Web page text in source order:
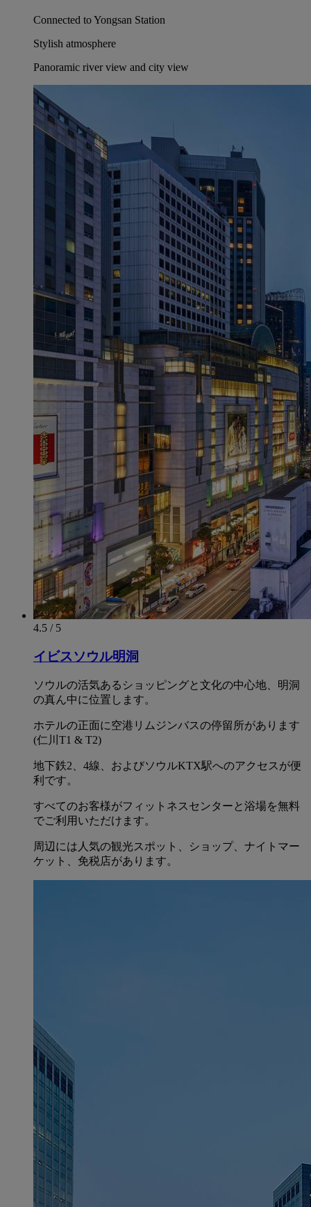
Connected to Yongsan Station
Stylish atmosphere
Panoramic river view and city view
4.5 / 5
イビスソウル明洞
ソウルの活気あるショッピングと文化の中心地、明洞
の真ん中に位置します。
ホテルの正面に空港リムジンバスの停留所があります
(仁川T1 & T2)
地下鉄2、4線、およびソウルKTX駅へのアクセスが便
利です。
すべてのお客様がフィットネスセンターと浴場を無料
でご利用いただけます。
周辺には人気の観光スポット、ショップ、ナイトマー
ケット、免税店があります。